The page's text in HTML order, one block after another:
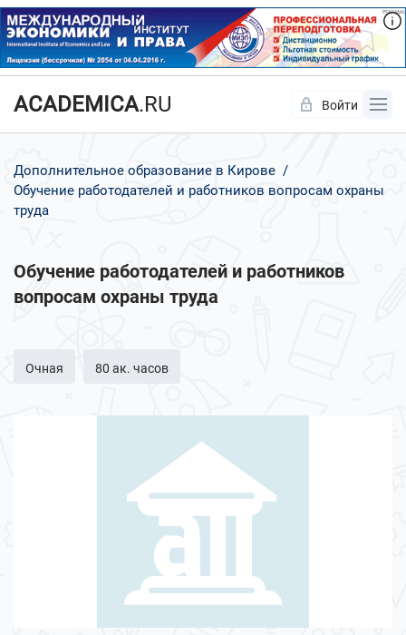
ACADEMICA.RU Войти
Дополнительное образование в Кирове
Обучение работодателей и работников вопросам охраны
труда
Обучение работодателей и работников
вопросам охраны труда
Очная 80 ак. часов
Да Нет